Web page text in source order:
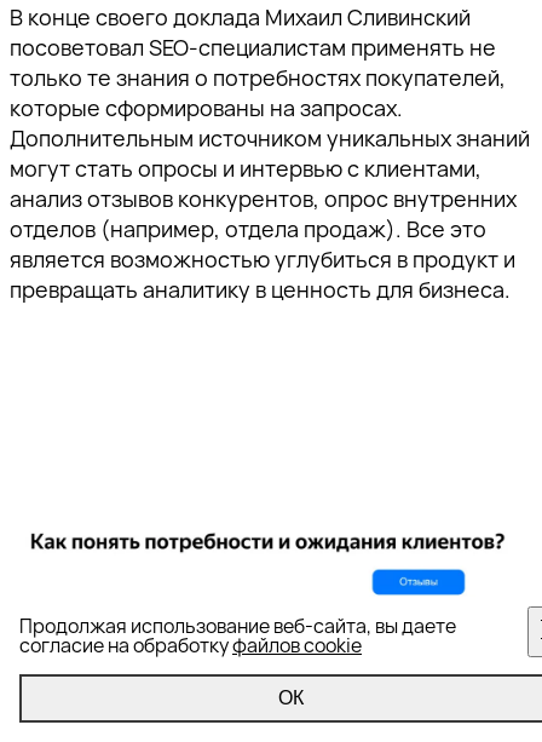
Продолжая использование веб-сайта, вы даете
согласие на обработкуфайлов cookie
ОК
В конце своего доклада Михаил Сливинский
посоветовал SEO-специалистам применять не
только те знания о потребностях покупателей,
которые сформированы на запросах.
Дополнительным источником уникальных знаний
могут стать опросы и интервью с клиентами,
анализ отзывов конкурентов, опрос внутренних
отделов (например, отдела продаж). Все это
является возможностью углубиться в продукт и
превращать аналитику в ценность для бизнеса.